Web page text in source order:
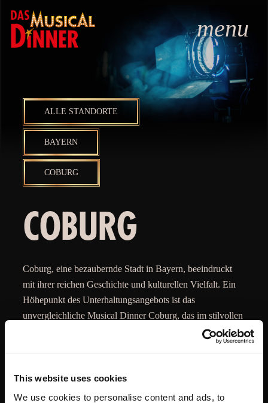
This website uses cookies
We use cookies to personalise content and ads, to
menu
ALLE STANDORTE
BAYERN
COBURG
COBURG
Coburg, eine bezaubernde Stadt in Bayern, beeindruckt
mit ihrer reichen Geschichte und kulturellen Vielfalt. Ein
Höhepunkt des Unterhaltungsangebots ist das
unvergleichliche Musical Dinner Coburg, das im stilvollen
, oder demMü
und mitreißende musikalische Darbietungen auf perfekte
Weise vereint. Begabte Künstler präsentieren live eine